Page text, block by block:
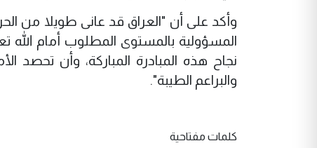
وأكد على أن "العراق قد عانى طويلا من
المسؤولية بالمستوى المطلوب أمام الله
نجاح هذه المبادرة المباركة، وأن تحصد
والبراعم الطيبة".
كلمات مفتاحية